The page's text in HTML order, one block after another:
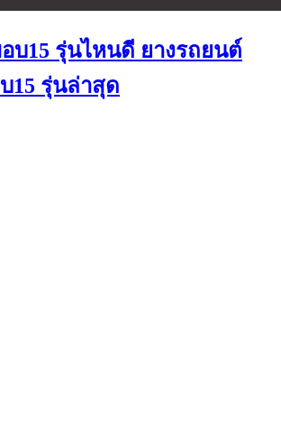
บ15 รุ่นไหนดี ยางรถยนต์
15 รุ่นล่าสุด